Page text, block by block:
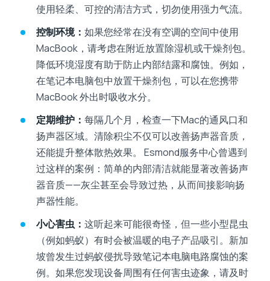
使用轻柔、可控的清洁方式，切勿使用强力气流。
控制环境： 如果您经常在没有空调的空间中使用
MacBook，请考虑在附近放置除湿机或干燥剂包。
降低环境湿度有助于防止内部结露和腐蚀。例如，
在笔记本电脑包中放置干燥剂包，可以在您携带
MacBook 外出时吸收水分。
定期维护： 每隔几个月，检查一下Mac的通风口和
扬声器区域。清除积尘不仅可以改善扬声器音质，
还能提升整体散热效果。 Esmond服务中心曾遇到
过这样的案例：简单的内部清洁就能显著改善扬声
器音质——灰尘甚至会导致过热，从而间接影响扬
声器性能。
小心害虫： 这听起来可能很奇怪，但一些小型昆虫
（例如蚂蚁）有时会被温暖的电子产品吸引。新加
坡曾发生过蚂蚁侵扰导致笔记本电脑电路腐蚀的案
例。如果您发现设备周围有任何害虫迹象，请及时